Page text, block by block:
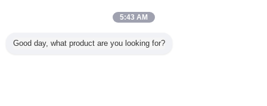
5:43 AM
Good day, what product are you looking for?